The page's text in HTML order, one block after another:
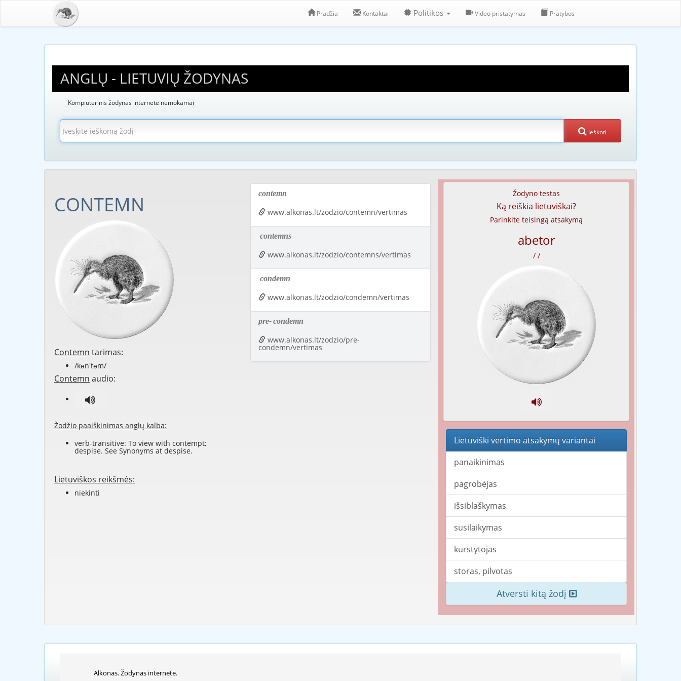
Pradžia Kontaktai Politikos Video pristatymas Pratybos
ANGLŲ - LIETUVIŲ ŽODYNAS
Kompiuterinis žodynas internete nemokamai
Ieškoti
CONTEMN
Contemn tarimas:
/kən'təm/
Contemn audio:
Žodžio paaiškinimas anglų kalba:
verb-transitive: To view with contempt;
despise. See Synonyms at despise.
Lietuviškos reikšmės:
niekinti
contemn
www.alkonas.lt/zodzio/contemn/vertimas
contemns
www.alkonas.lt/zodzio/contemns/vertimas
condemn
www.alkonas.lt/zodzio/condemn/vertimas
pre-condemn
www.alkonas.lt/zodzio/pre-
condemn/vertimas
Žodyno testas
Ką reiškia lietuviškai?
Parinkite teisingą atsakymą
abetor
/ /
Lietuviški vertimo atsakymų variantai
panaikinimas
pagrobėjas
išsiblaškymas
susilaikymas
kurstytojas
storas, pilvotas
Atversti kitą žodį
Alkonas. Žodynas internete.